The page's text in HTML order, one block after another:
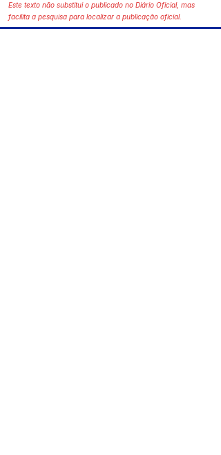
Este texto não substitui o publicado no Diário Oficial, mas
facilita a pesquisa para localizar a publicação oficial.